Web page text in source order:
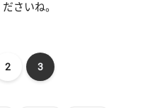
さいね。
2 3